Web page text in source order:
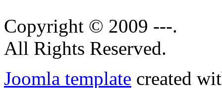
Copyright © 2009 ---.
All Rights Reserved.
Joomla template created